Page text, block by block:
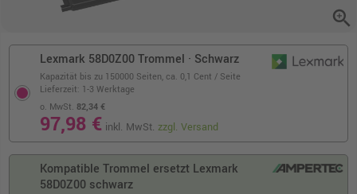
zoom_in
Lexmark 58D0Z00 Trommel · Schwarz
Kapazität bis zu 150000 Seiten, ca. 0,1 Cent / Seite
o. MwSt. 82,34 €
97,98 € inkl. MwSt.zzgl. Versand
Lieferzeit: 1-3 Werktage
Kompatible Trommel ersetzt Lexmark
58D0Z00 schwarz